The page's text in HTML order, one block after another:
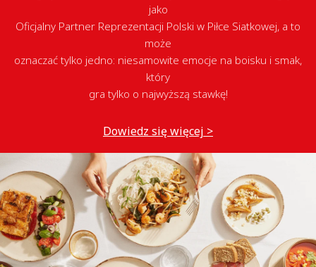
jako
Oficjalny Partner Reprezentacji Polski w Piłce Siatkowej, a to
może
oznaczać tylko jedno: niesamowite emocje na boisku i smak,
który
gra tylko o najwyższą stawkę!
Dowiedz się więcej >